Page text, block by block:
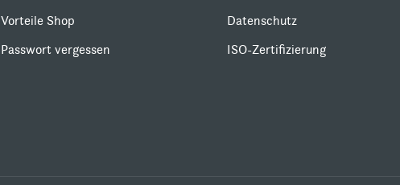
Vorteile Shop
Passwort vergessen
Datenschutz
ISO-Zertifizierung